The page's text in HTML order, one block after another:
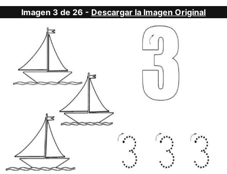
Imagen 3 de 26 - Descargar la Imagen Original